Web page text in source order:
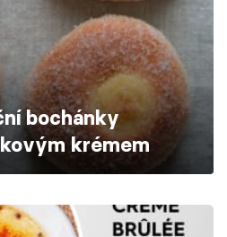
bochánky
krémem